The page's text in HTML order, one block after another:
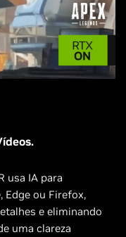
usa IA para
Edge ou Firefox,
e eliminando
uma clareza